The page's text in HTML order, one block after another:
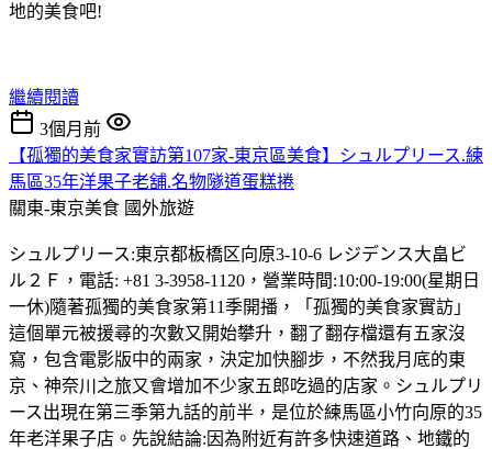
地的美食吧!
繼續閱讀
3個月前
【孤獨的美食家實訪第107家-東京區美食】シュルプリース.練
馬區35年洋果子老舖.名物隧道蛋糕捲
關東-東京美食 國外旅遊
シュルプリース:東京都板橋区向原3-10-6 レジデンス大畠ビ
ル２Ｆ，電話: +81 3-3958-1120，營業時間:10:00-19:00(星期日
一休)隨著孤獨的美食家第11季開播，「孤獨的美食家實訪」
這個單元被援尋的次數又開始攀升，翻了翻存檔還有五家沒
寫，包含電影版中的兩家，決定加快腳步，不然我月底的東
京、神奈川之旅又會增加不少家五郎吃過的店家。シュルプリ
ース出現在第三季第九話的前半，是位於練馬區小竹向原的35
年老洋果子店。先說結論:因為附近有許多快速道路、地鐵的